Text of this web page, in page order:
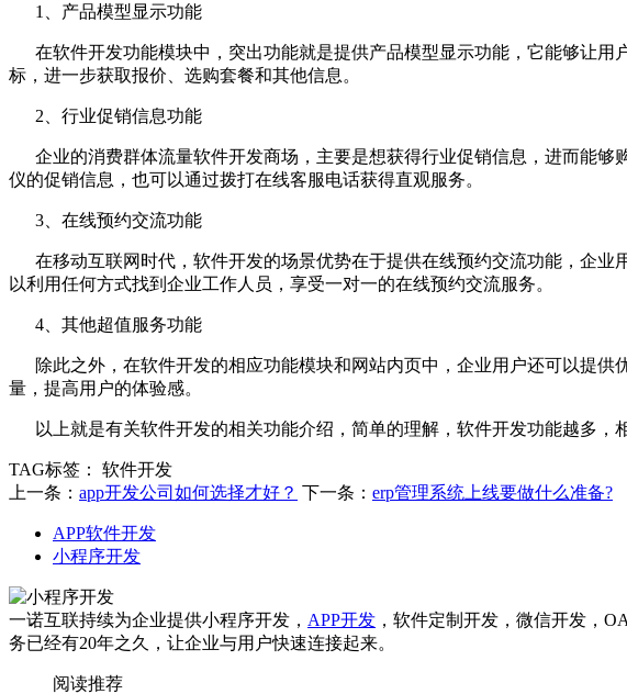
1、产品模型显示功能
在软件开发功能模块中，突出功能就是提供产品模型显示功能，它能够让用
标，进一步获取报价、选购套餐和其他信息。
2、行业促销信息功能
企业的消费群体流量软件开发商场，主要是想获得行业促销信息，进而能够
仪的促销信息，也可以通过拨打在线客服电话获得直观服务。
3、在线预约交流功能
在移动互联网时代，软件开发的场景优势在于提供在线预约交流功能，企业
以利用任何方式找到企业工作人员，享受一对一的在线预约交流服务。
4、其他超值服务功能
除此之外，在软件开发的相应功能模块和网站内页中，企业用户还可以提供
量，提高用户的体验感。
以上就是有关软件开发的相关功能介绍，简单的理解，软件开发功能越多，
TAG标签：
软件开发
上一条： app开发公司如何选择才好？ 下一条： erp管理系统上线要做什么准备?
APP软件开发
小程序开发
一诺互联持续为企业提供小程序开发， APP开发 ，软件定制开发，微信开发，
务已经有20年之久，让企业与用户快速连接起来。
阅读推荐